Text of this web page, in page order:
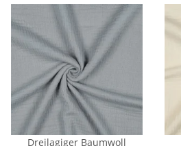
Dreilagiger Baumwoll